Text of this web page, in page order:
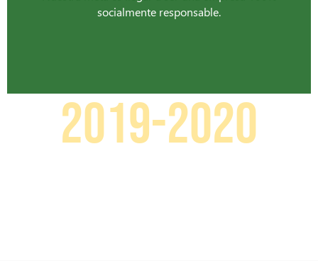
socialmente responsable.
2019-2020